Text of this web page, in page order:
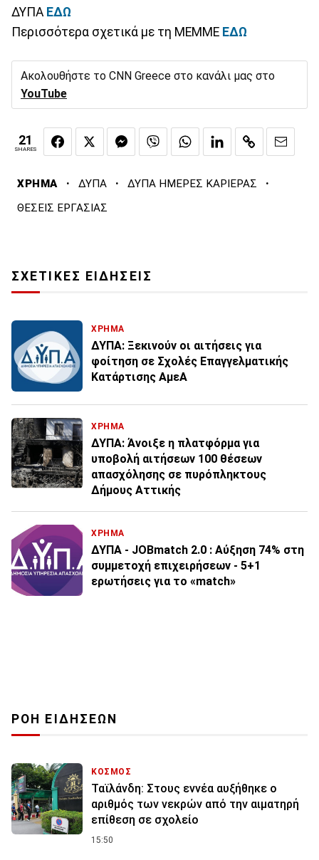
ΔΥΠΑ ΕΔΩ
Περισσότερα σχετικά με τη ΜΕΜΜΕ ΕΔΩ
Ακολουθήστε το CNN Greece στο κανάλι μας στο
YouTube
21
SHARES
ΧΡΗΜΑ · ΔΥΠΑ · ΔΥΠΑ ΗΜΕΡΕΣ ΚΑΡΙΕΡΑΣ ·
ΘΕΣΕΙΣ ΕΡΓΑΣΙΑΣ
ΣΧΕΤΙΚΕΣ ΕΙΔΗΣΕΙΣ
ΧΡΗΜΑ
ΔΥΠΑ: Ξεκινούν οι αιτήσεις για
φοίτηση σε Σχολές Επαγγελματικής
Κατάρτισης ΑμεΑ
ΧΡΗΜΑ
ΔΥΠΑ: Άνοιξε η πλατφόρμα για
υποβολή αιτήσεων 100 θέσεων
απασχόλησης σε πυρόπληκτους
Δήμους Αττικής
ΧΡΗΜΑ
ΔΥΠΑ - JOBmatch 2.0 : Αύξηση 74% στη
συμμετοχή επιχειρήσεων - 5+1
ερωτήσεις για το «match»
ΡΟΗ ΕΙΔΗΣΕΩΝ
ΚΟΣΜΟΣ
Ταϊλάνδη: Στους εννέα αυξήθηκε ο
αριθμός των νεκρών από την αιματηρή
επίθεση σε σχολείο
15:50